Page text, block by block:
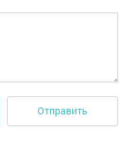
Отправить